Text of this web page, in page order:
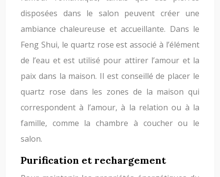
disposées dans le salon peuvent créer une
ambiance chaleureuse et accueillante. Dans le
Feng Shui, le quartz rose est associé à l’élément
de l’eau et est utilisé pour attirer l’amour et la
paix dans la maison. Il est conseillé de placer le
quartz rose dans les zones de la maison qui
correspondent à l’amour, à la relation ou à la
famille, comme la chambre à coucher ou le
salon.
Purification et rechargement